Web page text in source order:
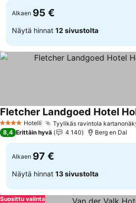
Alkaen 95 €
Näytä hinnat 12 sivustolta
4 Tähtiluokitus
Hotelli Tyylikäs ravintola
Fletcher Landgoed Hotel
8,4 Erittäin hyvä 4 140 Berg en Dal
Alkaen 97 €
Näytä hinnat 13 sivustolta
Suosittu valinta